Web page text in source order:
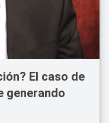
El caso de
generando